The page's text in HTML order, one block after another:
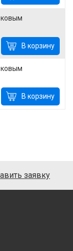
В корзину
В корзину
заявку